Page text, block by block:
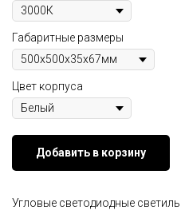
Габаритные размеры
Цвет корпуса
Добавить в корзину
Угловые светодиодные